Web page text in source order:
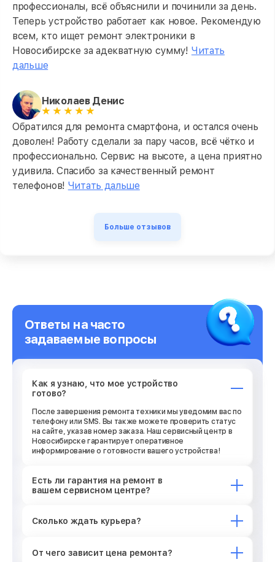
профессионалы, всё объяснили и починили за день.
Теперь устройство работает как новое. Рекомендую
всем, кто ищет ремонт электроники в
Новосибирске за адекватную сумму! Читать
дальше
Николаев Денис
Обратился для ремонта смартфона, и остался очень
доволен! Работу сделали за пару часов, всё чётко и
профессионально. Сервис на высоте, а цена приятно
удивила. Спасибо за качественный ремонт
телефонов! Читать дальше
Больше отзывов
Ответы на часто
задаваемые вопросы
Как я узнаю, что мое устройство
готово?
После завершения ремонта техники мы уведомим вас по
телефону или SMS. Вы также можете проверить статус
на сайте, указав номер заказа. Наш сервисный центр в
Новосибирске гарантирует оперативное
информирование о готовности вашего устройства!
Есть ли гарантия на ремонт в
вашем сервисном центре?
Сколько ждать курьера?
От чего зависит цена ремонта?